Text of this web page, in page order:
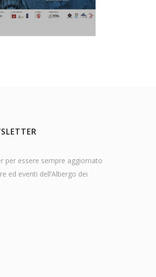
per essere sempre aggiornato
ed eventi dell’Albergo dei